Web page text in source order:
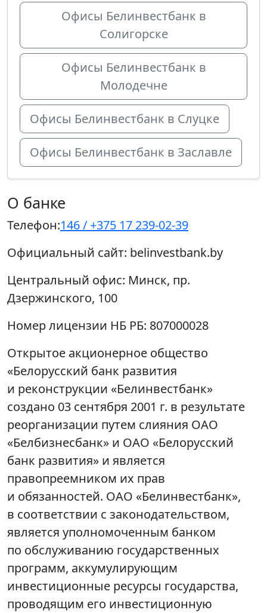
Офисы Белинвестбанк в
Солигорске
Офисы Белинвестбанк в
Молодечне
Офисы Белинвестбанк в Слуцке
Офисы Белинвестбанк в Заславле
О банке
Телефон:146 / +375 17 239-02-39
Официальный сайт: belinvestbank.by
Центральный офис: Минск, пр.
Дзержинского, 100
Номер лицензии НБ РБ: 807000028
Открытое акционерное общество
«Белорусский банк развития
и реконструкции «Белинвестбанк»
создано 03 сентября 2001 г. в результате
реорганизации путем слияния ОАО
«Белбизнесбанк» и ОАО «Белорусский
банк развития» и является
правопреемником их прав
и обязанностей. ОАО «Белинвестбанк»,
в соответствии с законодательством,
является уполномоченным банком
по обслуживанию государственных
программ, аккумулирующим
инвестиционные ресурсы государства,
проводящим его инвестиционную